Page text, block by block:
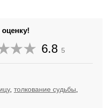
6.8 5
, толкование судьбы